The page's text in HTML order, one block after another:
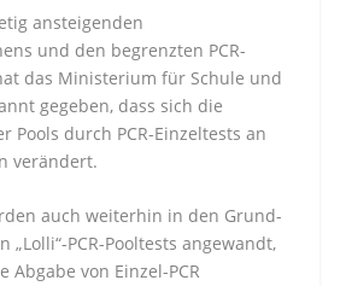
ansteigenden
und den begrenzten PCR-
das Ministerium für Schule und
gegeben, dass sich die
Pools durch PCR-Einzeltests an
verändert.
auch weiterhin in den Grund-
„Lolli“-PCR-Pooltests angewandt,
Abgabe von Einzel-PCR